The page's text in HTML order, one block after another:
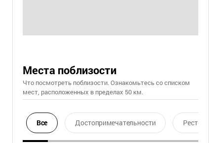
Места поблизости
Что посмотреть поблизости. Ознакомьтесь со списком
мест, расположенных в пределах 50 км.
Все Достопримечательности Ресторан